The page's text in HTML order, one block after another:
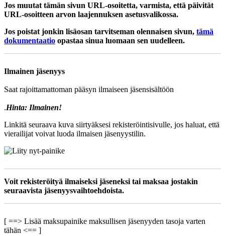
Jos muutat tämän sivun URL-osoitetta, varmista, että päivität
URL-osoitteen arvon laajennuksen asetusvalikossa.
Jos poistat jonkin lisäosan tarvitseman olennaisen sivun, tämä
dokumentaatio opastaa sinua luomaan sen uudelleen.
Ilmainen jäsenyys
Saat rajoittamattoman pääsyn ilmaiseen jäsensisältöön
.Hinta: Ilmainen!
Linkitä seuraava kuva siirtyäksesi rekisteröintisivulle, jos haluat, että
vierailijat voivat luoda ilmaisen jäsenyystilin.
Voit rekisteröityä ilmaiseksi jäseneksi tai maksaa jostakin
seuraavista jäsenyysvaihtoehdoista.
[ ==> Lisää maksupainike maksullisen jäsenyyden tasoja varten
tähän <== ]